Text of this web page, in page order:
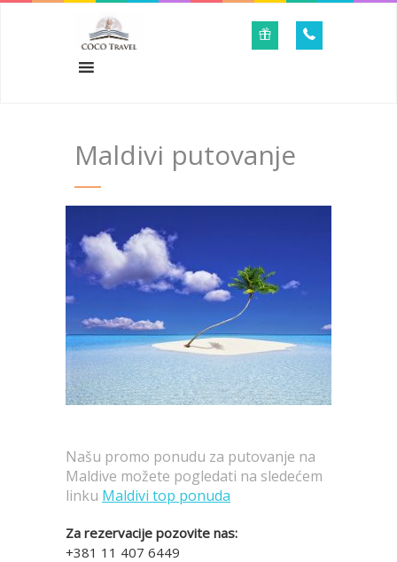
Maldivi putovanje
Našu promo ponudu za putovanje na
Maldive možete pogledati na sledećem
linku Maldivi top ponuda
Za rezervacije pozovite nas:
+381 11 407 6449